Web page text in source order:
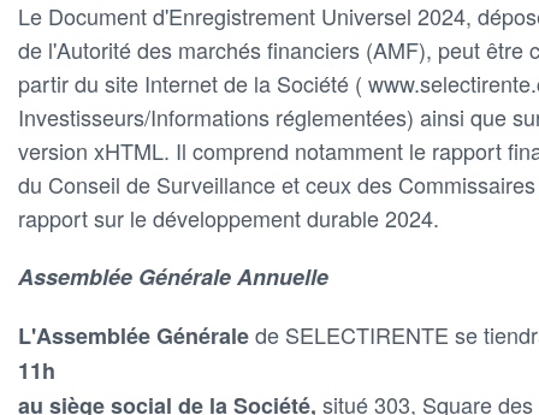
Le Document d'Enregistrement Universel 2024,
de l'Autorité des marchés financiers (AMF), peut être
partir du site Internet de la Société (
Investisseurs/Informations réglementées) ainsi que
version xHTML. Il comprend notamment le rapport
du Conseil de Surveillance et ceux des
rapport sur le développement durable 2024.
Assemblée Générale Annuelle
L'Assemblée Généralede SELECTIRENTE se
11h
au siège social de la Société, situé 303, Square